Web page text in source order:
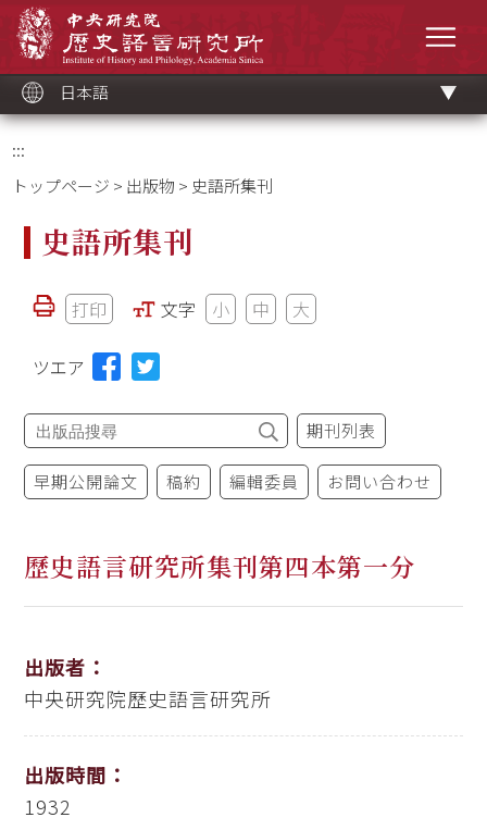
ッ
ク
日本語
:::
トップページ > 出版物 > 史語所集刊
史語所集刊
打印 文字 小 中 大
ツエア
期刊列表
早期公開論文 稿約 編輯委員 お問い合わせ
歷史語言研究所集刊第四本第一分
出版者：
中央研究院歷史語言研究所
出版時間：
1932